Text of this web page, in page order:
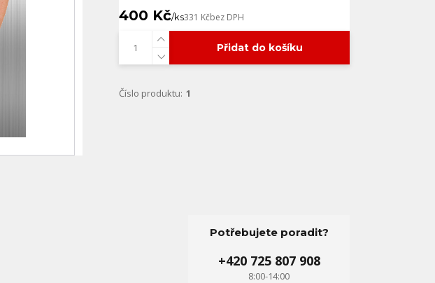
400 Kč/ks331 Kčbez DPH
Přidat do košíku
Číslo produktu: 1
Potřebujete poradit?
+420 725 807 908
8:00-14:00